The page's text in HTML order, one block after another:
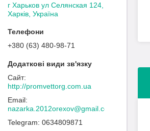
г Харьков ул Селянская 124,
Харків, Україна
+380 (63) 480-98-71
http://promvettorg.com.ua
nazarka.2012orexov@gmail.com
0634809871